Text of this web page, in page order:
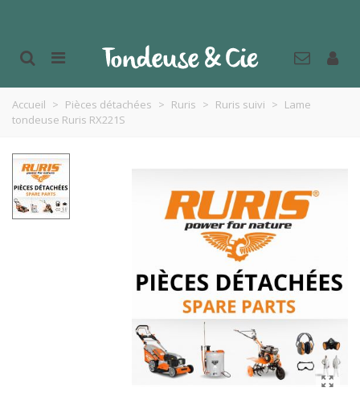
Accueil > Pièces détachées > Ruris > Ruris suivi > Lame
tondeuse Ruris RX221S